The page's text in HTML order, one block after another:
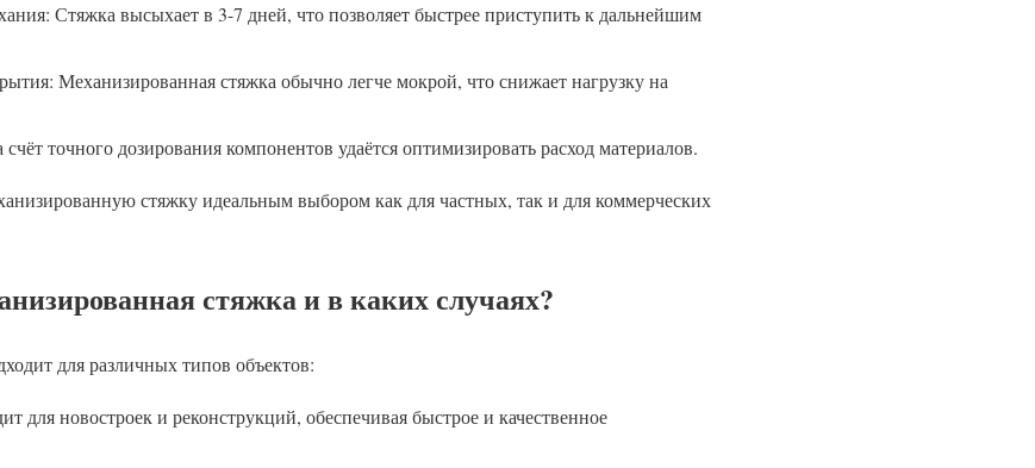
Стяжка высыхает в 3-7 дней, что позволяет быстрее приступить к дальнейшим
Механизированная стяжка обычно легче мокрой, что снижает нагрузку на
точного дозирования компонентов удаётся оптимизировать расход материалов.
стяжку идеальным выбором как для частных, так и для коммерческих
стяжка и в каких случаях?
для различных типов объектов:
для новостроек и реконструкций, обеспечивая быстрое и качественное